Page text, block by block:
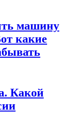
машину
какие
Какой